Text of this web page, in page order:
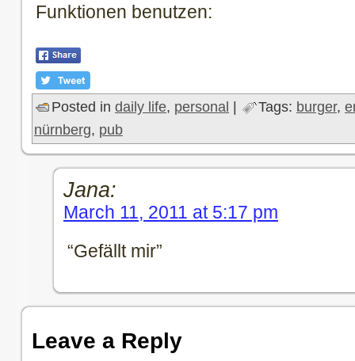
Funktionen benutzen:
Posted in daily life, personal Tags: burger,
nürnberg, pub
Jana:
March 11, 2011 at 5:17 pm
“Gefällt mir”
Leave a Reply